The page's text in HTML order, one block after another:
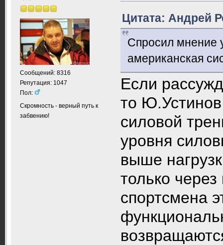
Сообщений: 8316
Репутация: 1047
Пол:
Скромность - верный путь к
забвению!
Цитата: Андрей
Спросил мнение
американская
Если
то Ю.Устинов
силовой
уровня
выше
только
спортсмена